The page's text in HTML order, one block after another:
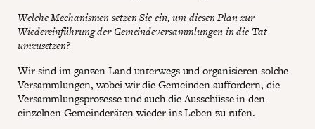
Welche Mechanismen setzen Sie ein, um diesen Plan zur
Wiedereinführung der Gemeindeversammlungen in die Tat
umzusetzen?
Wir sind im ganzen Land unterwegs und organisieren solche
Versammlungen, wobei wir die Gemeinden auffordern, die
Versammlungsprozesse und auch die Ausschüsse in den
einzelnen Gemeinderäten wieder ins Leben zu rufen.